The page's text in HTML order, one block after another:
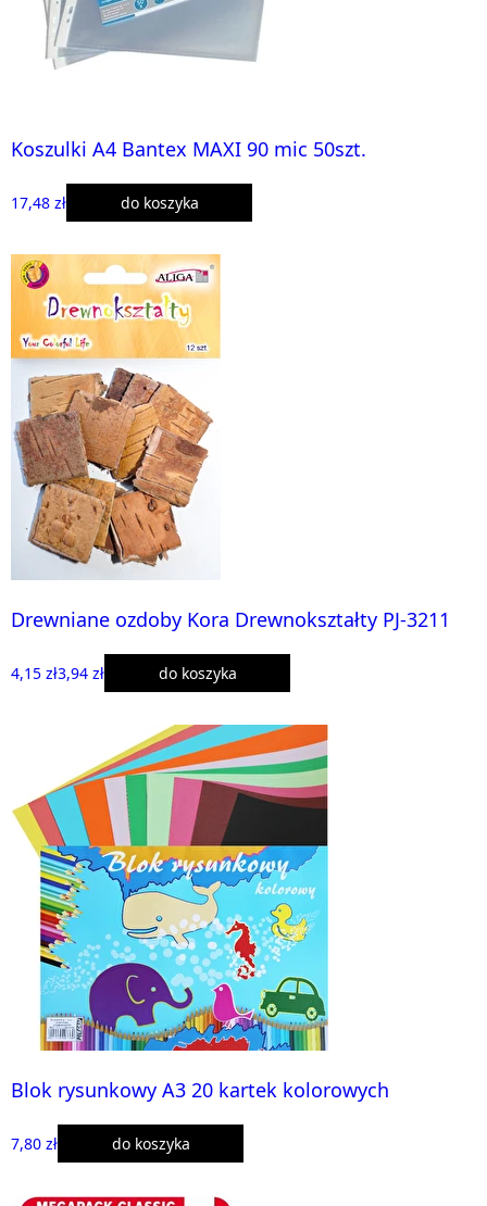
Koszulki A4 Bantex MAXI 90 mic 50szt.
17,48 zł do koszyka
Drewniane ozdoby Kora Drewnokształty PJ-3211
4,15 zł3,94 zł do koszyka
Blok rysunkowy A3 20 kartek kolorowych
7,80 zł do koszyka